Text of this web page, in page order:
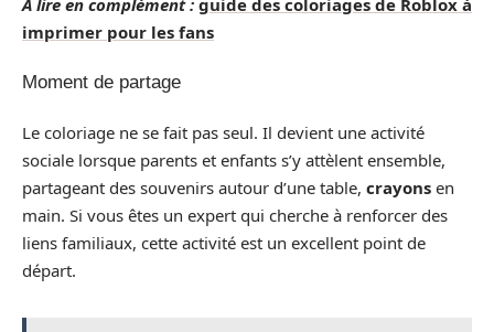
imprimer pour les fans
Moment de partage
Le coloriage ne se fait pas seul. Il devient une activité
sociale lorsque parents et enfants s’y attèlent ensemble,
partageant des souvenirs autour d’une table, crayons en
main. Si vous êtes un expert qui cherche à renforcer des
liens familiaux, cette activité est un excellent point de
départ.